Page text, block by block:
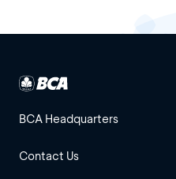
BCA Headquarters
Contact Us